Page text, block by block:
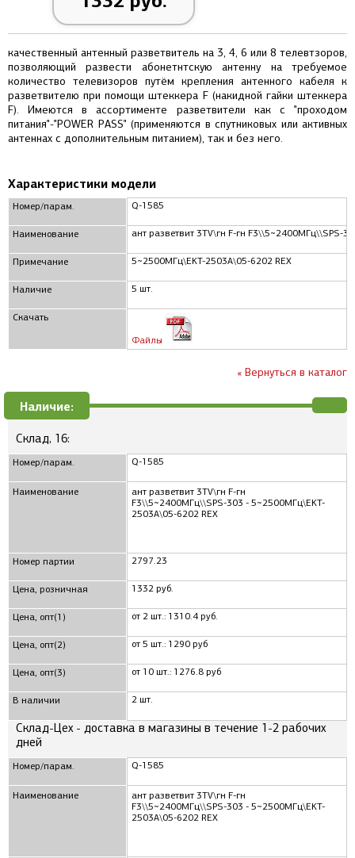
качественный антенный разветвитель на 3, 4, 6 или 8 телевтзоров,
позволяющий развести абонетнтскую антенну на требуемое
количество телевизоров путём крепления антенного кабеля к
разветвителю при помощи штеккера F (накидной гайки штеккера
F). Имеются в ассортименте разветвители как с "проходом
питания"-"POWER PASS" (применяются в спутниковых или активных
антеннах с дополнительным питанием), так и без него.
Характеристики модели
Номер/парам.
Наименование
Примечание
Наличие
Скачать
Q-1585
ант разветвит 3TV\гн F-гн F3\\5~2400МГц\\SPS-
5~2500МГц\EKT-2503A\05-6202 REX
5 шт.
Файлы
« Вернуться в каталог
Наличие:
Склад, 16:
Номер/парам.
Наименование
Номер партии
Цена, розничная
Цена, опт(1)
Цена, опт(2)
Цена, опт(3)
В наличии
Q-1585
ант разветвит 3TV\гн F-гн
F3\\5~2400МГц\\SPS-303 - 5~2500МГц\EKT-
2503A\05-6202 REX
2797.23
1332 руб.
от 2 шт.: 1310.4 руб.
от 5 шт.: 1290 руб
от 10 шт.: 1276.8 руб
2 шт.
Склад-Цех - доставка в магазины в течение 1-2 рабочих
дней
Номер/парам.
Наименование
Q-1585
ант разветвит 3TV\гн F-гн
F3\\5~2400МГц\\SPS-303 - 5~2500МГц\EKT-
2503A\05-6202 REX